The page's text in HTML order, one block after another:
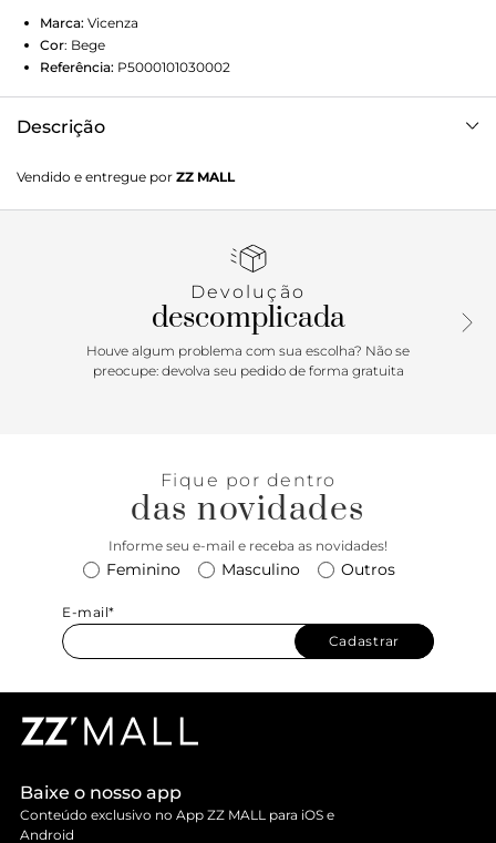
Marca: Vicenza
Cor: Bege
Referência: P5000101030002
Descrição
Vendido e entregue por ZZ MALL
Devolução
descomplicada
Houve algum problema com sua escolha? Não se
preocupe: devolva seu pedido de forma gratuita
Fique por dentro
das novidades
Informe seu e-mail e receba as novidades!
Feminino Masculino Outros
E-mail*
Cadastrar
Baixe o nosso app
Conteúdo exclusivo no App ZZ MALL para iOS e
Android